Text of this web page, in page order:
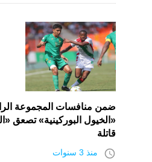
ضمن منافسات المجموعة
«الخيول البوركينية» تصعق
قاتلة
access_time منذ 3 سنوات